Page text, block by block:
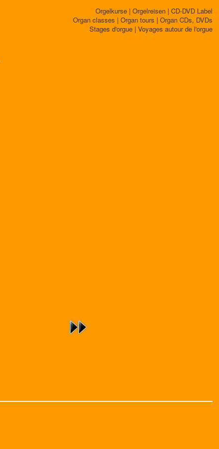
Orgelkurse | Orgelreisen | CD-DVD Label
Organ classes | Organ tours | Organ CDs, DVDs
Stages d'orgue | Voyages autour de l'orgue